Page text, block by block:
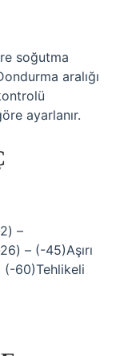
soğutma
aralığı
ayarlanır.
–
– (-45)Aşırı
60)Tehlikeli